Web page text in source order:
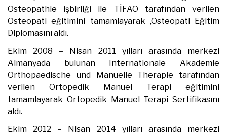
Osteopathie işbirliği ile TİFAO tarafından verilen
Osteopati eğitimini tamamlayarak ,Osteopati Eğitim
Diplomasını aldı.
Ekim 2008 – Nisan 2011 yılları arasında merkezi
Almanyada bulunan Internationale Akademie
Orthopaedische und Manuelle Therapie tarafından
verilen Ortopedik Manuel Terapi eğitimini
tamamlayarak Ortopedik Manuel Terapi Sertifikasını
aldı.
Ekim 2012 – Nisan 2014 yılları arasında merkezi